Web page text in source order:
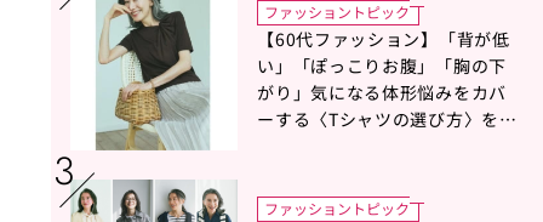
ファッショントピック
【60代ファッション】「背が低
い」「ぽっこりお腹」「胸の下
がり」気になる体形悩みをカバ
ーする〈Tシャツの選び方〉をス
ファッショントピック